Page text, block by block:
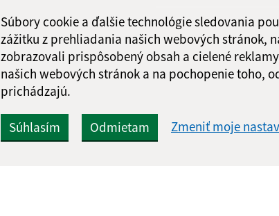
Súbory cookie a ďalšie technológie sledovania
zážitku z prehliadania našich webových stránok,
zobrazovali prispôsobený obsah a cielené
našich webových stránok a na pochopenie toho,
prichádzajú.
Súhlasím Odmietam Zmeniť moje